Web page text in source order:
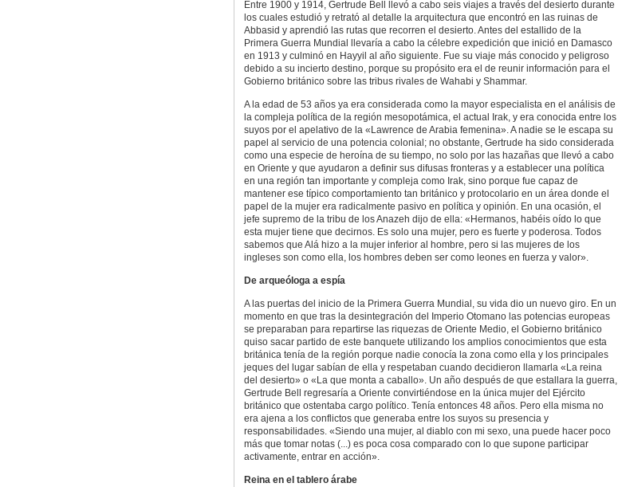
Entre 1900 y 1914, Gertrude Bell llevó a cabo seis viajes a través del desierto durante
los cuales estudió y retrató al detalle la arquitectura que encontró en las ruinas de
Abbasid y aprendió las rutas que recorren el desierto. Antes del estallido de la
Primera Guerra Mundial llevaría a cabo la célebre expedición que inició en Damasco
en 1913 y culminó en Hayyil al año siguiente. Fue su viaje más conocido y peligroso
debido a su incierto destino, porque su propósito era el de reunir información para el
Gobierno británico sobre las tribus rivales de Wahabi y Shammar.
A la edad de 53 años ya era considerada como la mayor especialista en el análisis de
la compleja política de la región mesopotámica, el actual Irak, y era conocida entre los
suyos por el apelativo de la «Lawrence de Arabia femenina». A nadie se le escapa su
papel al servicio de una potencia colonial; no obstante, Gertrude ha sido considerada
como una especie de heroína de su tiempo, no solo por las hazañas que llevó a cabo
en Oriente y que ayudaron a definir sus difusas fronteras y a establecer una política
en una región tan importante y compleja como Irak, sino porque fue capaz de
mantener ese típico comportamiento tan británico y protocolario en un área donde el
papel de la mujer era radicalmente pasivo en política y opinión. En una ocasión, el
jefe supremo de la tribu de los Anazeh dijo de ella: «Hermanos, habéis oído lo que
esta mujer tiene que decirnos. Es solo una mujer, pero es fuerte y poderosa. Todos
sabemos que Alá hizo a la mujer inferior al hombre, pero si las mujeres de los
ingleses son como ella, los hombres deben ser como leones en fuerza y valor».
De arqueóloga a espía
A las puertas del inicio de la Primera Guerra Mundial, su vida dio un nuevo giro. En un
momento en que tras la desintegración del Imperio Otomano las potencias europeas
se preparaban para repartirse las riquezas de Oriente Medio, el Gobierno británico
quiso sacar partido de este banquete utilizando los amplios conocimientos que esta
británica tenía de la región porque nadie conocía la zona como ella y los principales
jeques del lugar sabían de ella y respetaban cuando decidieron llamarla «La reina
del desierto» o «La que monta a caballo». Un año después de que estallara la guerra,
Gertrude Bell regresaría a Oriente convirtiéndose en la única mujer del Ejército
británico que ostentaba cargo político. Tenía entonces 48 años. Pero ella misma no
era ajena a los conflictos que generaba entre los suyos su presencia y
responsabilidades. «Siendo una mujer, al diablo con mi sexo, una puede hacer poco
más que tomar notas (...) es poca cosa comparado con lo que supone participar
activamente, entrar en acción».
Reina en el tablero árabe